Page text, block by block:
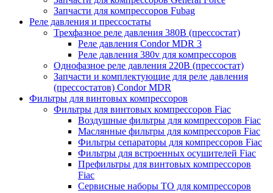
Запчасти для компрессоров Fubag
Реле давления и прессостаты
Трехфазное реле давления 380В (прессостат)
Реле давления Condor MDR 3
Реле давления 380v для компрессоров
Однофазное реле давления 220В (прессостат)
Запчасти и комплектующие для реле давления
(прессостатов) Condor MDR
Фильтры для винтовых компрессоров
Фильтры для винтовых компрессоров Fiac
Воздушные фильтры для компрессоров Fiac
Маслянные фильтры для компрессоров Fiac
Фильтры сепараторы для компрессоров Fiac
Фильтры для встроенных осушителей Fiac
Префильтры для винтовых компрессоров
Fiac
Сервисные наборы ТО для компрессоров